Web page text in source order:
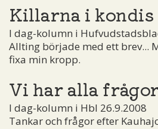
Killarna i kondis
I dag-kolumn i
Allting började med ett brev...
fixa min kropp.
Vi har alla
I dag-kolumn i Hbl 26.9.2008
Tankar och frågor efter